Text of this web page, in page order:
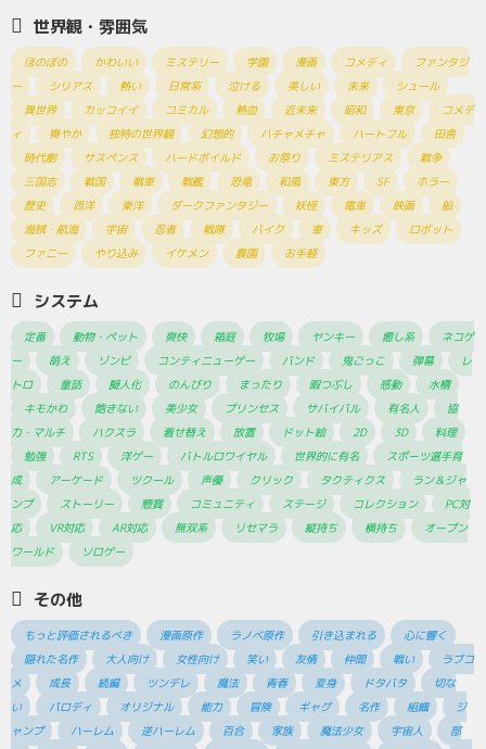
世界観・雰囲気
ほのぼの かわいい ミステリー 学園 漫画 コメディ
ファンタジ
ー
シリアス 熱い 日常系 泣ける 美しい 未来
シュール
異世界
カッコイイ コミカル 熱血 近未来 昭和 東京
コメデ
ィ
爽やか 独特の世界観 幻想的 ハチャメチャ ハートフル
田舎
時代劇
サスペンス ハードボイルド お祭り ミステリアス
戦争
三国志
戦国 戦車 戦艦 恐竜 和風 東方 SF
ホラー
歴史
西洋 東洋 ダークファンタジー 妖怪 電車 映画
船
海賊・航海
宇宙 忍者 戦隊 バイク 車 キッズ
ロボット
ファニー
やり込み イケメン 農園 お手軽
システム
定番 動物・ペット 爽快 箱庭 牧場 ヤンキー 癒し系
ネコゲ
ー
萌え ゾンビ コンティニューゲー バンド 鬼ごっこ 弾幕
レ
トロ
童話 擬人化 のんびり まったり 暇つぶし 感動
水槽
キモかわ
飽きない 美少女 プリンセス サバイバル 有名人
協
力・マルチ
ハクスラ 着せ替え 放置 ドット絵 2D 3D
料理
勉強
RTS 洋ゲー バトルロワイヤル 世界的に有名
スポーツ選手育
成
アーケード ツクール 声優 クリック タクティクス
ラン＆ジャ
ンプ
ストーリー 懸賞 コミュニティ ステージ コレクション
PC対
応
VR対応 AR対応 無双系 リセマラ 縦持ち 横持ち
オープン
ワールド
ソロゲー
その他
もっと評価されるべき 漫画原作 ラノベ原作 引き込まれる
心に響く
隠れた名作
大人向け 女性向け 笑い 友情 仲間 戦い
ラブコ
メ
成長 続編 ツンデレ 魔法 青春 変身 ドタバタ
切な
い
パロディ オリジナル 能力 冒険 ギャグ 名作 組織
ジ
ャンプ
ハーレム 逆ハーレム 百合 家族 魔法少女 宇宙人
部